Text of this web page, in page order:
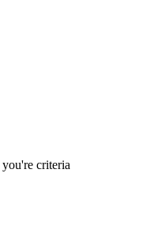
criteria